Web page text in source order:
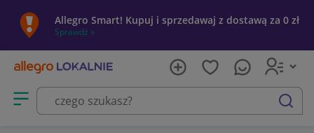
Allegro Smart! Kupuj i sprzedawaj z dostawą za 0 zł
Sprawdź »
Otwórz menu z kategoriami
szukaj